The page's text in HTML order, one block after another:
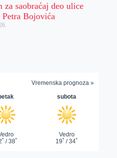
za saobraćaj deo ulice
Petra Bojovića